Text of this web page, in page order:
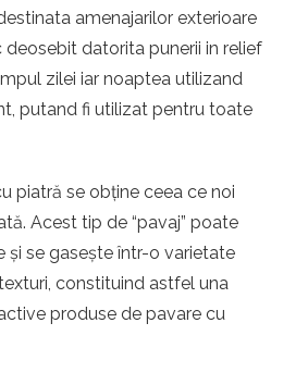
amenajarilor exterioare
datorita punerii in relief
zilei iar noaptea utilizand
putand fi utilizat pentru toate
piatră se obține ceea ce noi
Acest tip de “pavaj” poate
și se gasește într-o varietate
constituind astfel una
produse de pavare cu